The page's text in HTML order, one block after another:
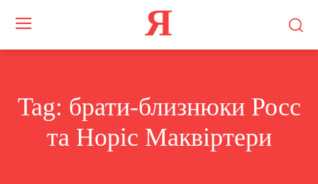
Я
Tag: брати-близнюки Росс
та Норіс Маквіртери